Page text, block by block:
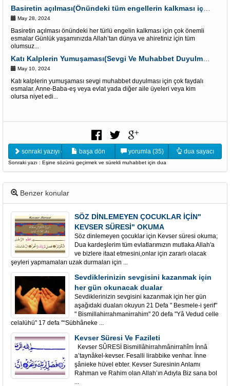
May 28, 2024
Basiretin açılması önündeki her türlü engelin kalkması için çok önemli
esmalar Günlük yaşamınızda Allah’tan dünya ve ahiretiniz için tüm
olumsuz...
May 10, 2024
Katı kalplerin yumuşaması sevgi muhabbet duyulması için çok faydalı
esmalar. Anne-Baba-eş veya evlat yada diğer aile üyeleri veya kim
olursa niyet edi...
sonraki yazıyı oku başa dön yorumla (35) dua sayacı
Sonraki yazı : Eşine sözünü geçirmek ve sürekli muhabbet için dua
Benzer konular
SÖZ DİNLEMEYEN ÇOCUKLAR İÇİN"
KEVSER SÜRESİ" OKUMA
Söz dinlemeyen çocuklar için Kevser süresi okuma;
Dua kardeşlerim tüm evlatlarımızın mutlaka Allah'a
ve bizlere itaat etmesini,onlar için zararlı olacak
şeyleri yapmamaları uzak durmaları için ...
Sevdiklerinizin sevgisini kazanmak için
her gün okunacak dualar
Sevdiklerinizin sevgisini kazanmak için her gün
aşağıdaki duaları okuyun 21 Defa " Besmele-i şerif"
" Bismillahirrahmanirrahim" 20 defa "Yâ Vedud celle
celalühü" 17 defa "“Sübhâneke ...
Kevser Süresi Ve Fazileti
Kevser SÛRESİ Bismillâhirrahmânirrahîm İnnâ
a’taynâkel-kevser. Fesalli lirabbike venhar. İnne
şânieke hüvel ebter. Kevser Suresinin Anlamı
Rahman ve Rahim olan Allah’ın Adıyla Biz sana bol
...